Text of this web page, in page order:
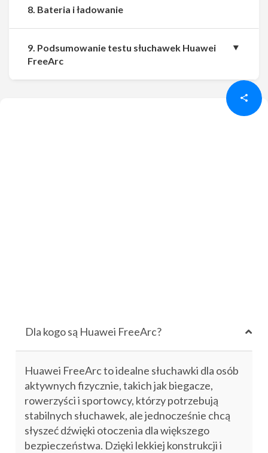
Dla kogo są Huawei FreeArc?
Huawei FreeArc to idealne słuchawki dla osób
aktywnych fizycznie, takich jak biegacze,
rowerzyści i sportowcy, którzy potrzebują
stabilnych słuchawek, ale jednocześnie chcą
słyszeć dźwięki otoczenia dla większego
bezpieczeństwa. Dzięki lekkiej konstrukcji i
8. Bateria i ładowanie
9. Podsumowanie testu słuchawek Huawei
FreeArc